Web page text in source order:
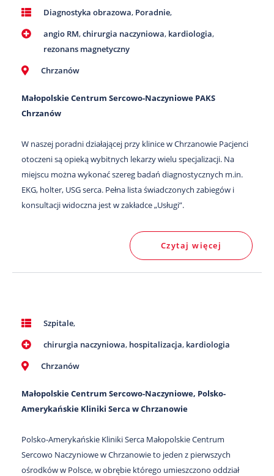
Diagnostyka obrazowa, Poradnie,
angio RM,chirurgia naczyniowa, kardiologia,
rezonans magnetyczny
Chrzanów
Małopolskie Centrum Sercowo-Naczyniowe PAKS
Chrzanów
W naszej poradni działającej przy klinice w Chrzanowie Pacjenci
otoczeni są opieką wybitnych lekarzy wielu specjalizacji. Na
miejscu można wykonać szereg badań diagnostycznych m.in.
EKG, holter, USG serca. Pełna lista świadczonych zabiegów i
konsultacji widoczna jest w zakładce „Usługi”.
Czytaj więcej
Szpitale,
chirurgia naczyniowa, hospitalizacja, kardiologia
Chrzanów
Małopolskie Centrum Sercowo-Naczyniowe, Polsko-
Amerykańskie Kliniki Serca w Chrzanowie
Polsko-Amerykańskie Kliniki Serca Małopolskie Centrum
Sercowo Naczyniowe w Chrzanowie to jeden z pierwszych
ośrodków w Polsce, w obrębie którego umieszczono oddział